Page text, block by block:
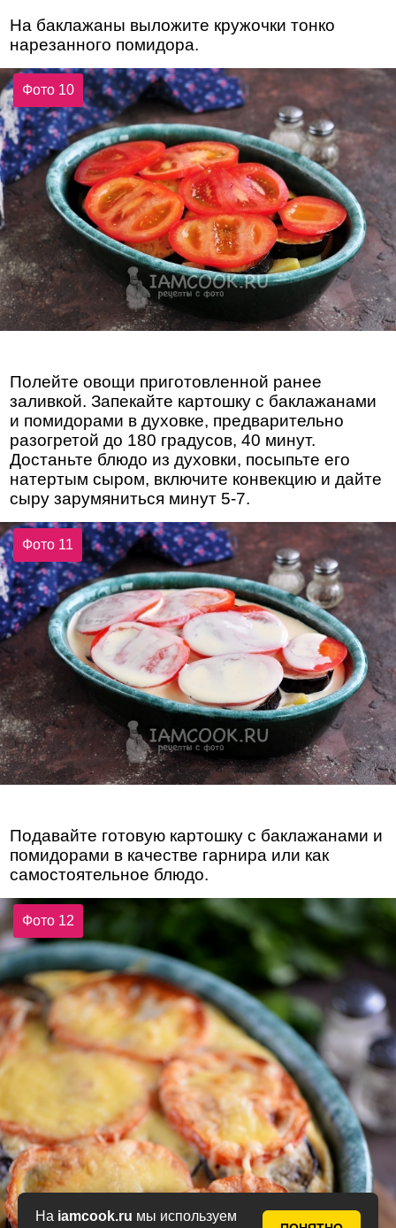
На iamcook.ru мы используем
На баклажаны выложите кружочки тонко
нарезанного помидора.
Фото 10
Полейте овощи приготовленной ранее
заливкой. Запекайте картошку с баклажанами
и помидорами в духовке, предварительно
разогретой до 180 градусов, 40 минут.
Достаньте блюдо из духовки, посыпьте его
натертым сыром, включите конвекцию и дайте
сыру зарумяниться минут 5-7.
Фото 11
Подавайте готовую картошку с баклажанами и
помидорами в качестве гарнира или как
самостоятельное блюдо.
Фото 12